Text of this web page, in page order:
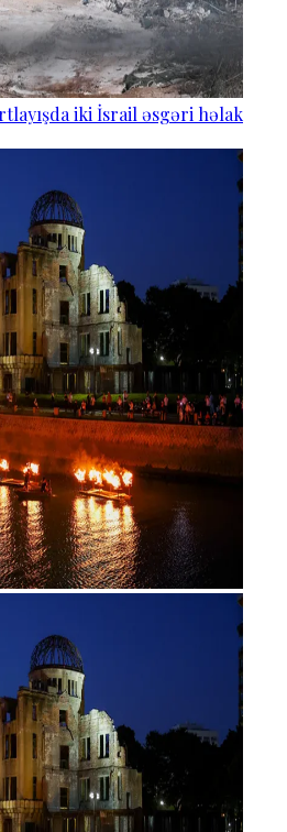
iki İsrail əsgəri həlak